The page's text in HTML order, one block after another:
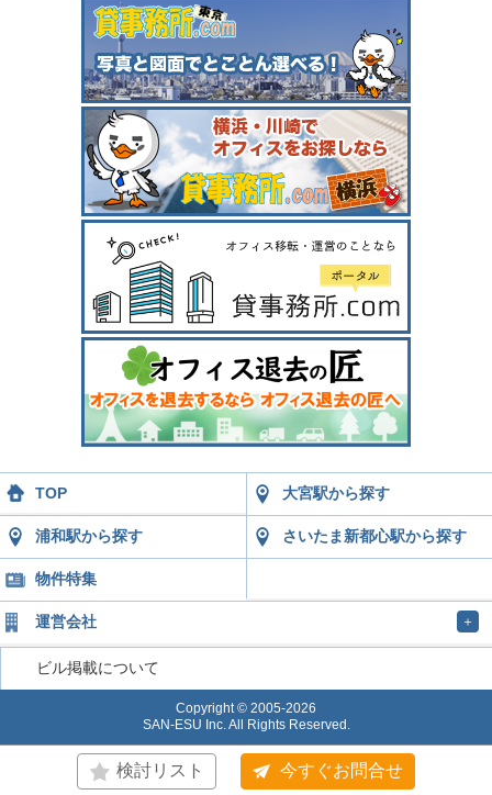
検討リスト 今すぐお問合せ
TOP 大宮駅から探す
浦和駅から探す さいたま新都心駅から探す
物件特集
運営会社 ＋
ビル掲載について
Copyright © 2005-2026
SAN-ESU Inc. All Rights Reserved.